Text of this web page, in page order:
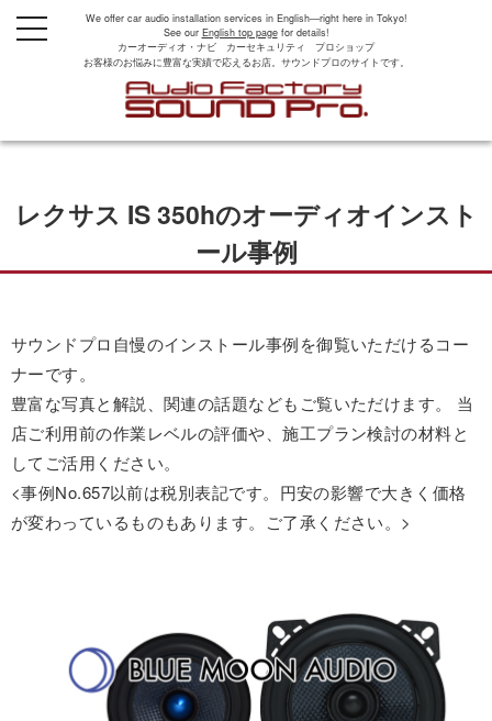
We offer car audio installation services in English—right here in Tokyo!
See our English top pagefor details!
カーオーディオ・ナビ カーセキュリティ プロショップ
お客様のお悩みに豊富な実績で応えるお店。サウンドプロのサイトです。
t
o
a
t
n
レクサス IS 350hのオーディオインスト
ール事例
サウンドプロ自慢のインストール事例を御覧いただけるコー
ナーです。
豊富な写真と解説、関連の話題などもご覧いただけます。 当
店ご利用前の作業レベルの評価や、施工プラン検討の材料と
してご活用ください。
<事例No.657以前は税別表記です。円安の影響で大きく価格
が変わっているものもあります。ご了承ください。>